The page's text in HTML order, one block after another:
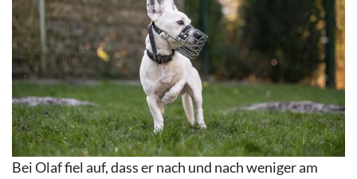
Bei Olaf fiel auf, dass er nach und nach weniger am